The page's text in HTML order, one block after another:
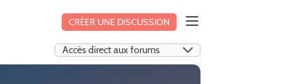
CRÉER UNE DISCUSSION